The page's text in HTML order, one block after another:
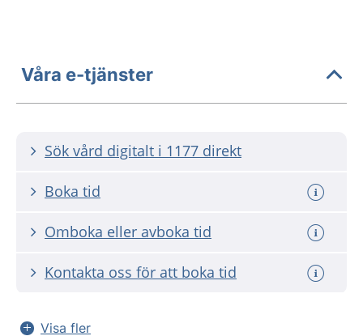
Våra e-tjänster
Sök vård digitalt i 1177 direkt
Boka tid
Omboka eller avboka tid
Kontakta oss för att boka tid
Visa fler